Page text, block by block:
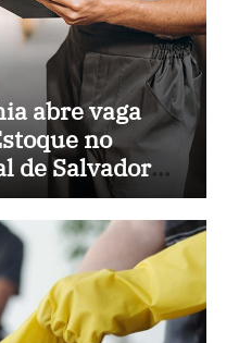
abre vaga
no
de Salvador